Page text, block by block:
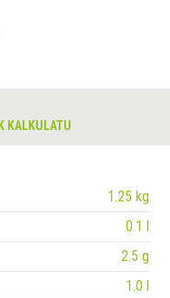
KALKULATU
1.25 kg
0.1 l
2.5 g
1.0 l